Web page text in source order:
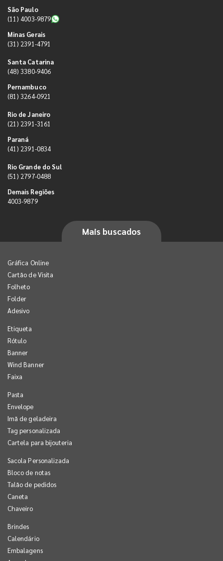
São Paulo
(11) 4003-9879
Minas Gerais
(31) 2391-4791
Santa Catarina
(48) 3380-9406
Pernambuco
(81) 3264-0921
Rio de Janeiro
(21) 2391-3161
Paraná
(41) 2391-0834
Rio Grande do Sul
(51) 2797-0488
Demais Regiões
4003-9879
Mais buscados
Gráfica Online
Cartão de Visita
Folheto
Folder
Adesivo
Etiqueta
Rótulo
Banner
Wind Banner
Faixa
Pasta
Envelope
Imã de geladeira
Tag personalizada
Cartela para bijouteria
Sacola Personalizada
Bloco de notas
Talão de pedidos
Caneta
Chaveiro
Brindes
Calendário
Embalagens